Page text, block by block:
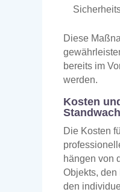
Diese
bereits im
werden.
Kosten
Die Kosten
hängen von
Objekts, den
den